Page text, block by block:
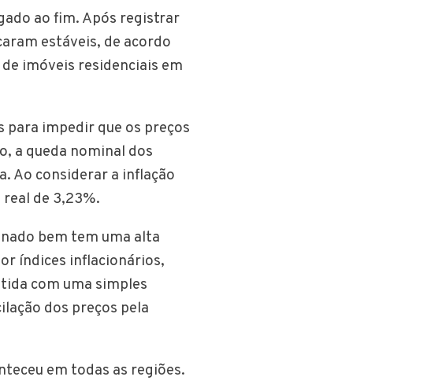
ao fim. Após registrar
estáveis, de acordo
imóveis residenciais em
para impedir que os preços
a queda nominal dos
Ao considerar a inflação
de 3,23%.
bem tem uma alta
índices inflacionários,
com uma simples
dos preços pela
em todas as regiões.